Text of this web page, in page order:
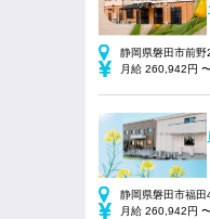
静岡県磐田市前野
月給 260,942円
静岡県磐田市福田
月給 260,942円